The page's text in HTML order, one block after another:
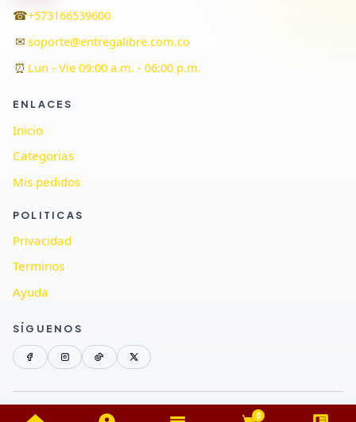
☎+573166539600
✉ soporte@entregalibre.com.co
⏰ Lun - Vie 09:00 a.m. - 06:00 p.m.
ENLACES
Inicio
Categorias
Mis pedidos
POLITICAS
Privacidad
Terminos
Ayuda
SÍGUENOS
© MAUJA GROUP
Todos los derechos reservados.
0